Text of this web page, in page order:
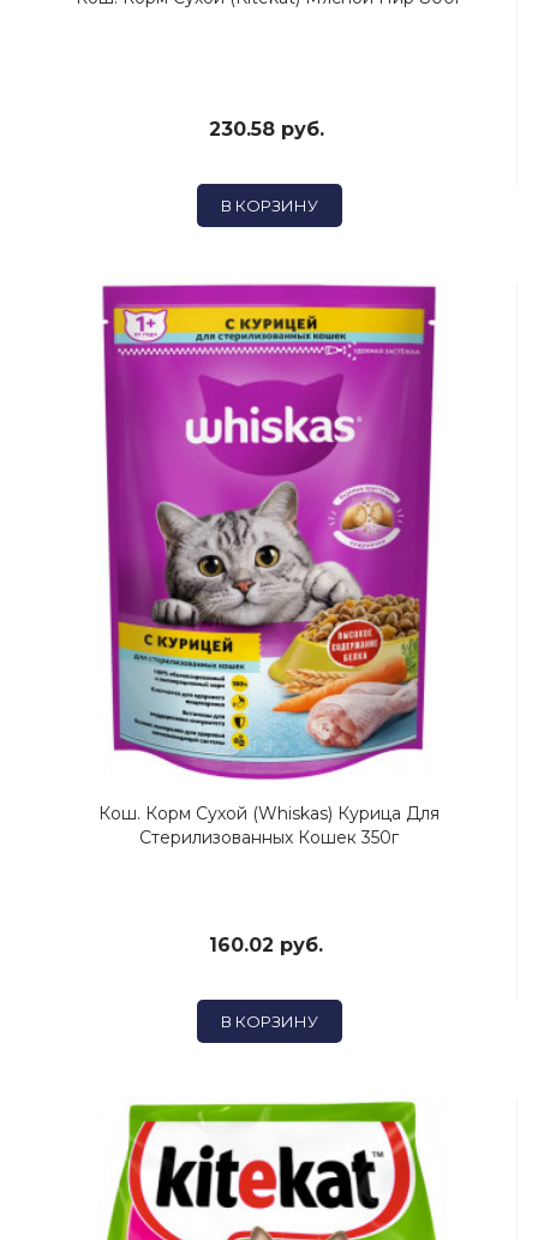
230.58 руб.
В КОРЗИНУ
Кош. Корм Сухой (Whiskas) Курица Для
Стерилизованных Кошек 350г
160.02 руб.
В КОРЗИНУ